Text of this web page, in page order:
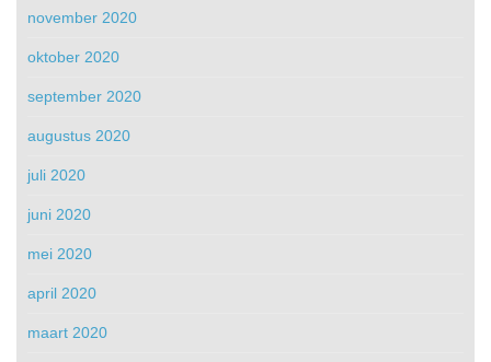
november 2020
oktober 2020
september 2020
augustus 2020
juli 2020
juni 2020
mei 2020
april 2020
maart 2020